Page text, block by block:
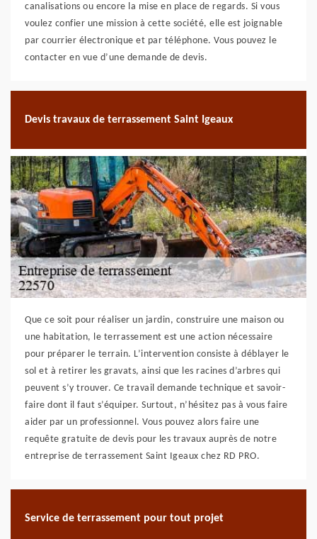
canalisations ou encore la mise en place de regards. Si vous
voulez confier une mission à cette société, elle est joignable
par courrier électronique et par téléphone. Vous pouvez le
contacter en vue d’une demande de devis.
Devis travaux de terrassement Saint Igeaux
Que ce soit pour réaliser un jardin, construire une maison ou
une habitation, le terrassement est une action nécessaire
pour préparer le terrain. L’intervention consiste à déblayer le
sol et à retirer les gravats, ainsi que les racines d’arbres qui
peuvent s’y trouver. Ce travail demande technique et savoir-
faire dont il faut s’équiper. Surtout, n’hésitez pas à vous faire
aider par un professionnel. Vous pouvez alors faire une
requête gratuite de devis pour les travaux auprès de notre
entreprise de terrassement Saint Igeaux chez RD PRO.
Service de terrassement pour tout projet